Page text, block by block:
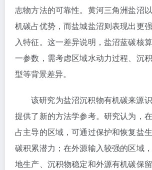
志物方法的可靠性。黄河三角洲盐沼
机碳占优势，而盐城盐沼则表现出更
入特征。这一差异说明，盐沼蓝碳核
一参数，需考虑区域水动力过程、沉
型等背景差异。
该研究为盐沼沉积物有机碳来源
提供了新的方法学参考。研究认为，
占主导的区域，可通过保护和恢复盐
碳积累潜力；在外源输入较强的区域
地生产、沉积物稳定和外源有机碳保